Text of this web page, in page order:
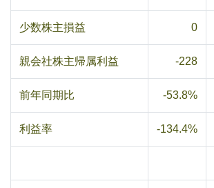
少数株主損益 0
親会社株主帰属利益 -228
前年同期比 -53.8%
利益率 -134.4%